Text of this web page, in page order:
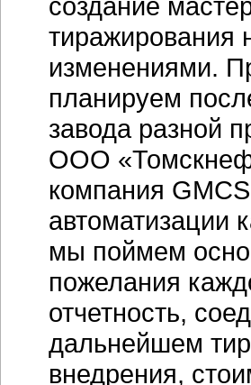
тиражирования
изменениями.
планируем
завода разной
ООО
компания
автоматизации
мы поймем
пожелания
отчетность,
дальнейшем
внедрения,